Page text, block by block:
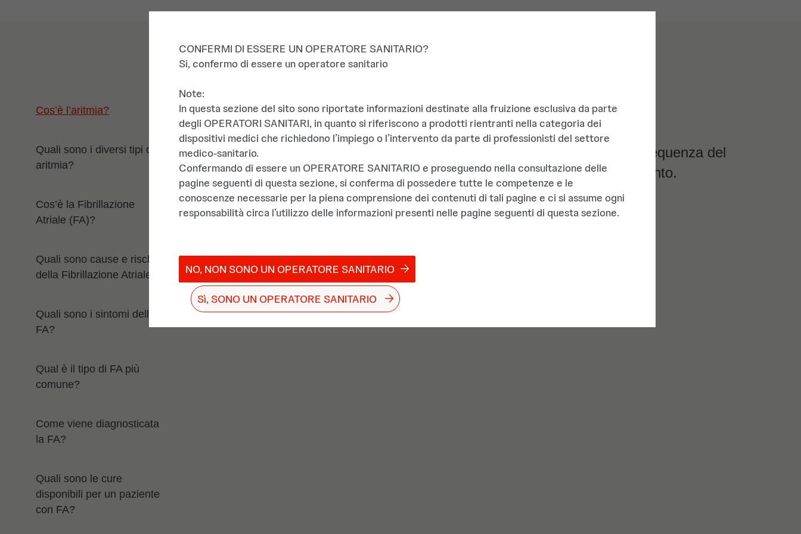
CONFERMI DI ESSERE UN OPERATORE SANITARIO?​
Si, confermo di essere un operatore sanitario​
Note:
In questa sezione del sito sono riportate informazioni destinate alla fruizione esclusiva da parte
degli OPERATORI SANITARI, in quanto si riferiscono a prodotti rientranti nella categoria dei
dispositivi medici che richiedono l’impiego o l’intervento da parte di professionisti del settore
medico-sanitario.
Confermando di essere un OPERATORE SANITARIO e proseguendo nella consultazione delle
pagine seguenti di questa sezione, si conferma di possedere tutte le competenze e le
conoscenze necessarie per la piena comprensione dei contenuti di tali pagine e ci si assume ogni
responsabilità circa l’utilizzo delle informazioni presenti nelle pagine seguenti di questa sezione.​ ​
NO, NON SONO UN OPERATORE SANITARIO​
Sì, SONO UN OPERATORE SANITARIO
Cos’è l’aritmia?
Quali sono i diversi tipi di
aritmia?
Cos’è la Fibrillazione
Atriale (FA)?
Quali sono cause e rischi
della Fibrillazione Atriale?
Quali sono i sintomi della
FA?
Qual è il tipo di FA più
comune?
Come viene diagnosticata
la FA?
Quali sono le cure
disponibili per un paziente
con FA?
Cos’è l’aritmia?
Un ritmo cardiaco anomalo o aritmia è una variazione nel ritmo o nella frequenza del
battito. Durante l’aritmia, il battito è solitamente troppo veloce o troppo lento.